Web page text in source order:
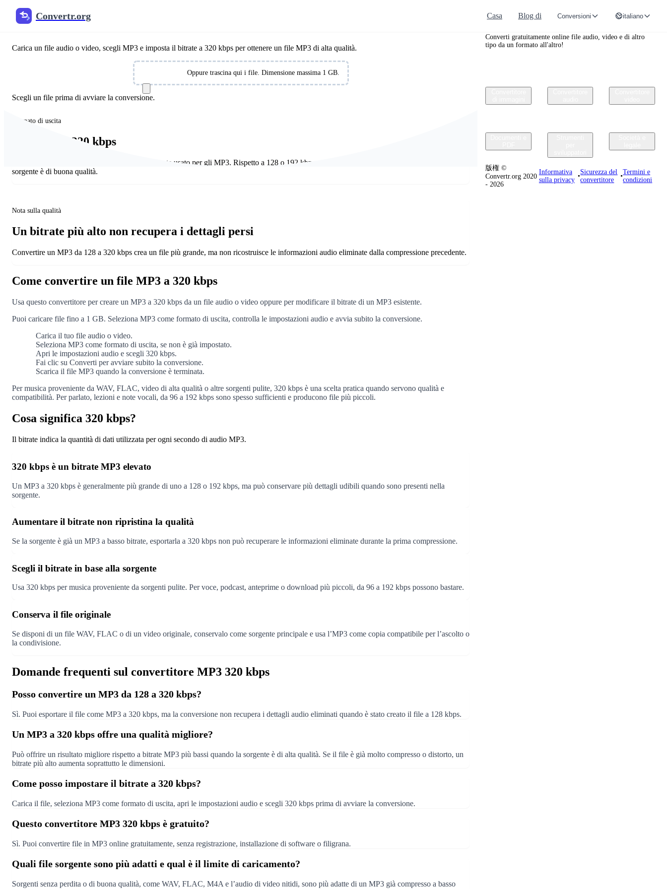
Convertr.org Casa Blog di Conversioni italiano
Convertitore MP3 320 kbps online gratis
Carica un file audio o video, scegli MP3 e imposta il bitrate a 320 kbps per ottenere un file MP3 di alta qualità.
Oppure trascina qui i file. Dimensione massima 1 GB.
Scegli un file prima di avviare la conversione.
Formato di uscita
MP3 fino a 320 kbps
320 kbps è il bitrate costante più alto comunemente usato per gli MP3. Rispetto a 128 o 192 kbps, può conservare più dettagli quando il file
sorgente è di buona qualità.
Nota sulla qualità
Un bitrate più alto non recupera i dettagli persi
Convertire un MP3 da 128 a 320 kbps crea un file più grande, ma non ricostruisce le informazioni audio eliminate dalla compressione precedente.
Come convertire un file MP3 a 320 kbps
Usa questo convertitore per creare un MP3 a 320 kbps da un file audio o video oppure per modificare il bitrate di un MP3 esistente.
Puoi caricare file fino a 1 GB. Seleziona MP3 come formato di uscita, controlla le impostazioni audio e avvia subito la conversione.
Carica il tuo file audio o video.
Seleziona MP3 come formato di uscita, se non è già impostato.
Apri le impostazioni audio e scegli 320 kbps.
Fai clic su Converti per avviare subito la conversione.
Scarica il file MP3 quando la conversione è terminata.
Per musica proveniente da WAV, FLAC, video di alta qualità o altre sorgenti pulite, 320 kbps è una scelta pratica quando servono qualità e
compatibilità. Per parlato, lezioni e note vocali, da 96 a 192 kbps sono spesso sufficienti e producono file più piccoli.
Cosa significa 320 kbps?
Il bitrate indica la quantità di dati utilizzata per ogni secondo di audio MP3.
320 kbps è un bitrate MP3 elevato
Un MP3 a 320 kbps è generalmente più grande di uno a 128 o 192 kbps, ma può conservare più dettagli udibili quando sono presenti nella
sorgente.
Aumentare il bitrate non ripristina la qualità
Se la sorgente è già un MP3 a basso bitrate, esportarla a 320 kbps non può recuperare le informazioni eliminate durante la prima compressione.
Scegli il bitrate in base alla sorgente
Usa 320 kbps per musica proveniente da sorgenti pulite. Per voce, podcast, anteprime o download più piccoli, da 96 a 192 kbps possono bastare.
Conserva il file originale
Se disponi di un file WAV, FLAC o di un video originale, conservalo come sorgente principale e usa l’MP3 come copia compatibile per l’ascolto o
la condivisione.
Domande frequenti sul convertitore MP3 320 kbps
Posso convertire un MP3 da 128 a 320 kbps?
Sì. Puoi esportare il file come MP3 a 320 kbps, ma la conversione non recupera i dettagli audio eliminati quando è stato creato il file a 128 kbps.
Un MP3 a 320 kbps offre una qualità migliore?
Può offrire un risultato migliore rispetto a bitrate MP3 più bassi quando la sorgente è di alta qualità. Se il file è già molto compresso o distorto, un
bitrate più alto aumenta soprattutto le dimensioni.
Come posso impostare il bitrate a 320 kbps?
Carica il file, seleziona MP3 come formato di uscita, apri le impostazioni audio e scegli 320 kbps prima di avviare la conversione.
Questo convertitore MP3 320 kbps è gratuito?
Sì. Puoi convertire file in MP3 online gratuitamente, senza registrazione, installazione di software o filigrana.
Quali file sorgente sono più adatti e qual è il limite di caricamento?
Sorgenti senza perdita o di buona qualità, come WAV, FLAC, M4A e l’audio di video nitidi, sono più adatte di un MP3 già compresso a basso
Convertr.org
Converti gratuitamente online file audio, video e di altro
tipo da un formato all'altro!
版権 ©
Convertr.org 2020
- 2026
Informativa
sulla privacy
•
Sicurezza del
convertitore
•
Termini e
condizioni